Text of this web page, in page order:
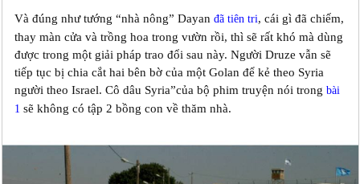
Và đúng như tướng “nhà nông” Dayan đã tiên tri, cái gì đã chiếm,
thay màn cửa và trồng hoa trong vườn rồi, thì sẽ rất khó mà dùng
được trong một giải pháp trao đổi sau này. Người Druze vẫn sẽ
tiếp tục bị chia cắt hai bên bờ của một Golan để kẻ theo Syria
người theo Israel. Cô dâu Syria”của bộ phim truyện nói trong bài
1 sẽ không có tập 2 bồng con về thăm nhà.